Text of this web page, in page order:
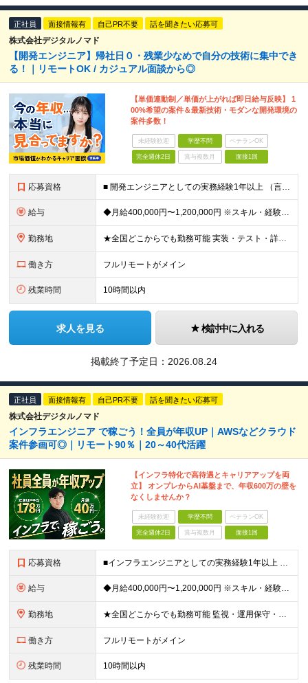
正社員 面接情報有 自己PR不要 話を聞きたい応募可
株式会社デジタルノマド
【開発エンジニア】帰社日０・残業少なめで自分の技術に集中でき
る！｜リモートOK / カジュアル面談から◎
【単価連動制／単価が上がれば即日給与反映】 1
00%希望の案件＆最新技術・モダンな開発環境の
案件多数！
未経験歓迎 学歴不問 ベテランOK
完全週休2日 賞与複数月 面接1回
応募資格 ■ 開発エンジニアとしての実務経験1年以上 （言語・業界・規模・担当工程は問いません。テストや一部改修の経験だけでも歓迎です！） ・学歴・転職回数・経歴ブランク不問 「このままでいいのか？」その違
給与 ◆月給400,000円〜1,200,000円 ※スキル・経験・希望案件により決定します ※上記金額には固定残業代（月30時間分／76,000円〜）を含みます ※固定残業代は月給に応じて決定します ※超
勤務地 ★全国どこからでも勤務可能 実装・テスト・詳細設計・要件定義など、担当工程や技術レベルに応じて、フルリモート／ハイブリッド／出社中心など、あなたに合った働き方を選べます。 ・リモート率は全体で9割超
働き方 フルリモートがメイン
残業時間 10時間以内
求人を見る 検討中に入れる
掲載終了予定日： 2026.08.24
正社員 面接情報有 自己PR不要 話を聞きたい応募可
株式会社デジタルノマド
インフラエンジニア で稼ごう！全員が年収UP｜AWSなどクラウド
案件参画可◎｜リモート90％｜20～40代活躍
【インフラ特化で高待遇とキャリアアップを両
立】 オンプレからAI基盤まで、年収600万の壁を
なくしませんか？
未経験歓迎 学歴不問 ベテランOK
完全週休2日 賞与複数月 面接1回
応募資格 ■インフラエンジニアとしての実務経験1年以上 （サーバ／ネットワーク／クラウドいずれか／業界・規模・担当工程は問いません） ・学歴・転職回数・経歴ブランク不問 「このままでいいのか？」その違和感で
給与 ◆月給400,000円〜1,200,000円 ※スキル・経験・希望案件により決定します ※上記金額には固定残業代（月30時間分／76,000円〜）を含みます ※固定残業代は月給に応じて決定します ※超
勤務地 ★全国どこからでも勤務可能 監視・運用保守・構築・設計など、担当工程や技術レベルに応じて、フルリモート／ハイブリッド／出社中心など、あなたに合った働き方を選べます。 ・リモート率は全体で9割超 クラ
働き方 フルリモートがメイン
残業時間 10時間以内